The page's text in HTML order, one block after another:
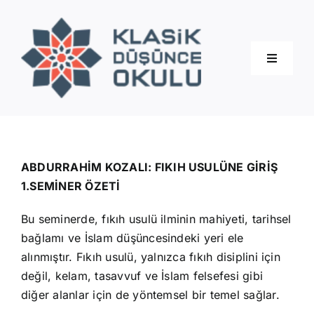
content
Toggle
Eğitimler
İletişim
ABDURRAHİM KOZALI: FIKIH USULÜNE GİRİŞ
1.SEMİNER ÖZETİ
Bu seminerde, fıkıh usulü ilminin mahiyeti, tarihsel
bağlamı ve İslam düşüncesindeki yeri ele
alınmıştır. Fıkıh usulü, yalnızca fıkıh disiplini için
değil, kelam, tasavvuf ve İslam felsefesi gibi
diğer alanlar için de yöntemsel bir temel sağlar.